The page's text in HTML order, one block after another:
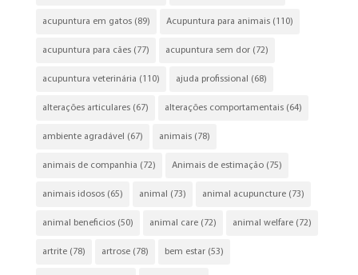
acupuntura em gatos(89) Acupuntura para animais(110)
acupuntura para cães(77) acupuntura sem dor(72)
acupuntura veterinária (110) ajuda profissional (68)
alterações articulares(67) alterações comportamentais(64)
ambiente agradável (67) animais(78)
animais de companhia (72) Animais de estimação(75)
animais idosos(65) animal (73) animal acupuncture(73)
animal beneficios(50) animal care(72) animal welfare(72)
artrite(78) artrose(78) bem estar(53)